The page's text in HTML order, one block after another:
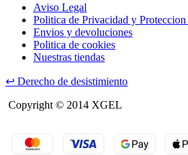
Aviso Legal
Politica de Privacidad y Proteccion
Envios y devoluciones
Politica de cookies
Nuestras tiendas
↩ Derecho de desistimiento
Copyright © 2014 XGEL